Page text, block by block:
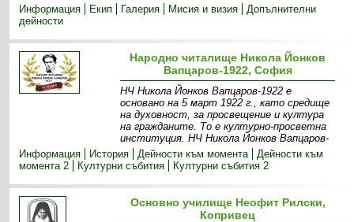
Информация
Екип Галерия Мисия и визия
Допълнителни
дейности
Народно читалище Никола Йонков
Вапцаров-1922, София
НЧ Никола Йонков Вапцаров-1922 е
основано на 5 март 1922 г., като средище
на духовност, за просвещение и култура
на гражданите. То е културно-просветна
институция. НЧ Никола Йонков Вапцаров-
Информация
История Дейности към момента
Дейности към
момента 2
Културни събития Културни събития 2
Основно училище Неофит Рилски,
Копривец